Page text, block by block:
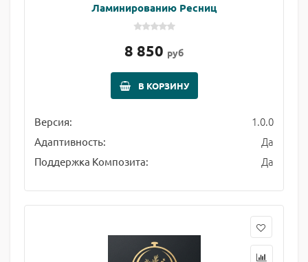
Ламинированию Ресниц
8 850 руб
В КОРЗИНУ
Версия: 1.0.0
Адаптивность: Да
Поддержка Композита: Да